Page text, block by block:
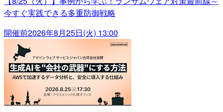
今すぐ実践できる多重防御戦略
開催前2026年8月25日(火) 13:00